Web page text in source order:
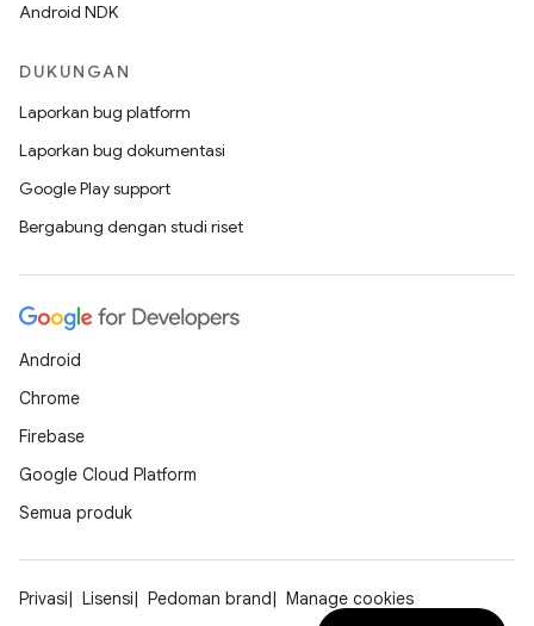
Android NDK
DUKUNGAN
Laporkan bug platform
Laporkan bug dokumentasi
Google Play support
Bergabung dengan studi riset
Android
Chrome
Firebase
Google Cloud Platform
Semua produk
Privasi Lisensi Pedoman brand Manage cookies